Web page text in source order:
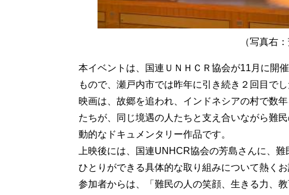
（写真右：芳島講
本イベントは、国連ＵＮＨＣＲ協会が11月に開
もので、瀬戸内市では昨年に引き続き２回目でし
映画は、故郷を追われ、インドネシアの村で数
たちが、同じ境遇の人たちと支え合いながら難
動的なドキュメンタリー作品です。
上映後には、国連UNHCR協会の芳島さんに、
ひとりができる具体的な取り組みについて熱くお
参加者からは、「難民の人の笑顔、生きる力、